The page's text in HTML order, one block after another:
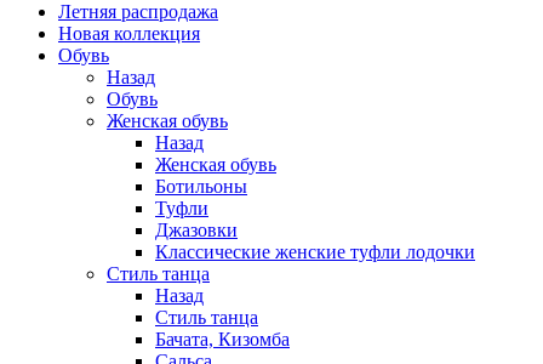
Летняя распродажа
Новая коллекция
Обувь
Назад
Обувь
Женская обувь
Назад
Женская обувь
Ботильоны
Туфли
Джазовки
Классические женские туфли лодочки
Стиль танца
Назад
Стиль танца
Бачата, Кизомба